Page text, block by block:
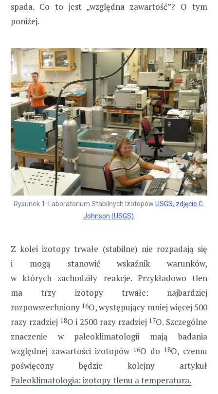
spada. Co to jest „względna zawartość”? O tym
poniżej.
Rysunek 1: Laboratorium Stabilnych Izotopów USGS, zdjęcie C.
Johnson (USGS)
Z kolei izotopy trwałe (stabilne) nie rozpadają się
i mogą stanowić wskaźnik warunków,
w których zachodziły reakcje. Przykładowo tlen
ma trzy izotopy trwałe: najbardziej
rozpowszechniony 16O, występujący mniej więcej 500
razy rzadziej 18O i 2500 razy rzadziej 17O. Szczególne
znaczenie w paleoklimatologii mają badania
względnej zawartości izotopów 16O do 18O, czemu
poświęcony będzie kolejny artykuł
Paleoklimatologia: izotopy tlenu a temperatura.